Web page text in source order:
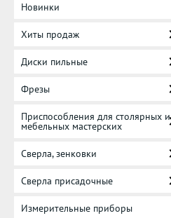
Новинки
Хиты продаж
Диски пильные
Фрезы
Приспособления для столярных и
мебельных мастерских
Сверла, зенковки
Сверла присадочные
Измерительные приборы